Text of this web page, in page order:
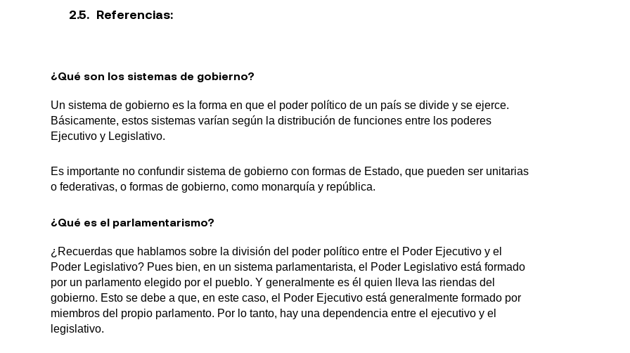
Referencias:
¿Qué son los sistemas de gobierno?
Un sistema de gobierno es la forma en que el poder político de un país se divide y se ejerce.
Básicamente, estos sistemas varían según la distribución de funciones entre los poderes
Ejecutivo y Legislativo.
Es importante no confundir sistema de gobierno con formas de Estado, que pueden ser unitarias
o federativas, o formas de gobierno, como monarquía y república.
¿Qué es el parlamentarismo?
¿Recuerdas que hablamos sobre la división del poder político entre el Poder Ejecutivo y el
Poder Legislativo? Pues bien, en un sistema parlamentarista, el Poder Legislativo está formado
por un parlamento elegido por el pueblo. Y generalmente es él quien lleva las riendas del
gobierno. Esto se debe a que, en este caso, el Poder Ejecutivo está generalmente formado por
miembros del propio parlamento. Por lo tanto, hay una dependencia entre el ejecutivo y el
legislativo.